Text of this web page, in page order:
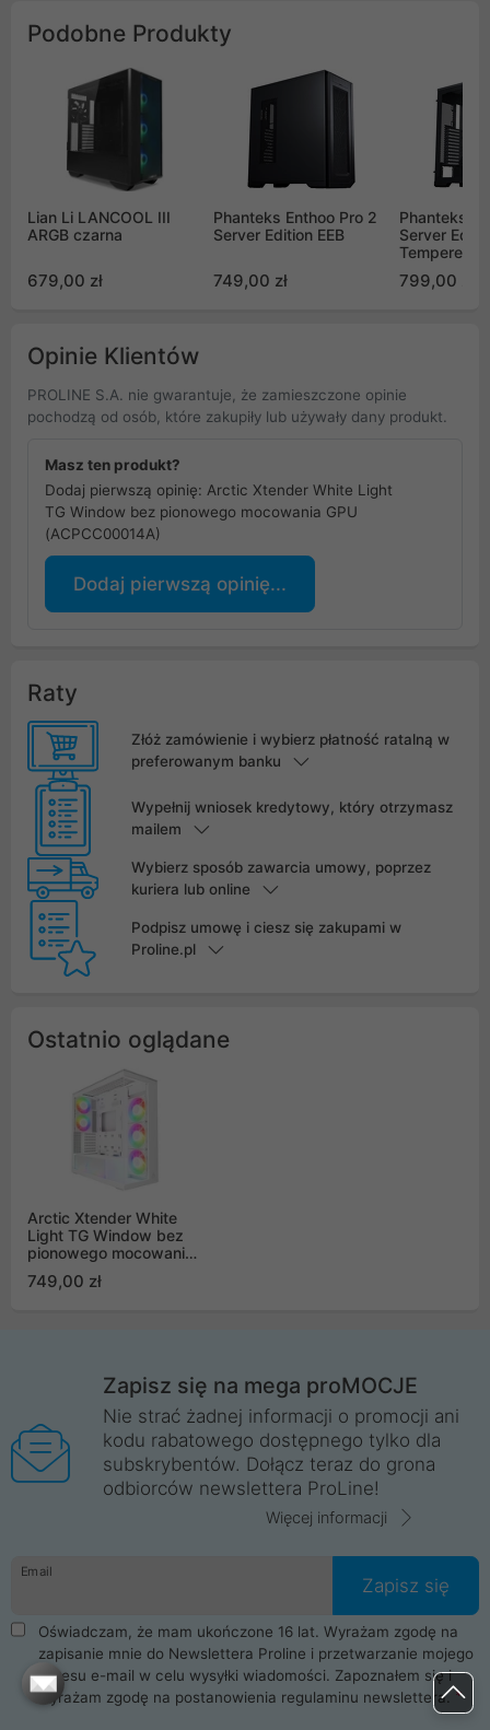
Podobne Produkty
Lian Li LANCOOL III
ARGB czarna
679,00 zł
Phanteks Enthoo Pro 2
Server Edition EEB
749,00 zł
Phanteks
Server
Tempered
799,00 zł
Opinie Klientów
PROLINE S.A. nie gwarantuje, że zamieszczone opinie
pochodzą od osób, które zakupiły lub używały dany produkt.
Masz ten produkt?
Dodaj pierwszą opinię: Arctic Xtender White Light
TG Window bez pionowego mocowania GPU
(ACPCC00014A)
Dodaj pierwszą opinię...
Raty
Złóż zamówienie i wybierz płatność ratalną w
preferowanym banku
Wypełnij wniosek kredytowy, który otrzymasz
mailem
Wybierz sposób zawarcia umowy, poprzez
kuriera lub online
Podpisz umowę i ciesz się zakupami w
Proline.pl
Ostatnio oglądane
Arctic Xtender White
Light TG Window bez
pionowego mocowania
749,00 zł
Zapisz się na mega proMOCJE
Nie strać żadnej informacji o promocji ani
kodu rabatowego dostępnego tylko dla
subskrybentów. Dołącz teraz do grona
odbiorców newslettera ProLine!
Więcej informacji
Email
Zapisz się
Oświadczam, że mam ukończone 16 lat. Wyrażam zgodę na
zapisanie mnie do Newslettera Proline i przetwarzanie mojego
adresu e-mail w celu wysyłki wiadomości. Zapoznałem się i
wyrażam zgodę na postanowienia regulaminu newslettera.